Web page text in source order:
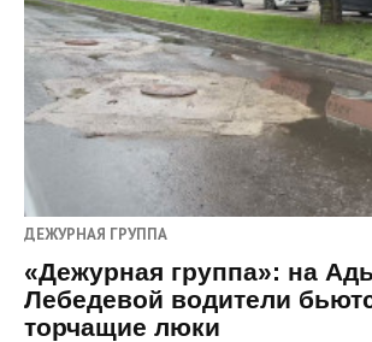
ДЕЖУРНАЯ ГРУППА
«Дежурная группа»: на
Лебедевой водители
торчащие люки